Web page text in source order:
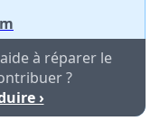
à réparer le
?
›